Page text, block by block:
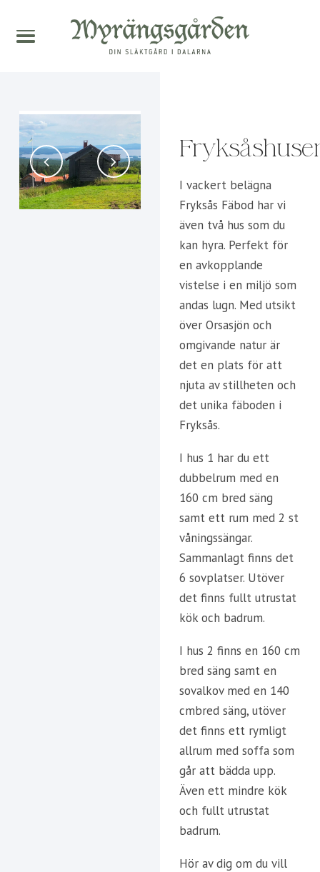
I vackert belägna
Fryksås Fäbod har vi
även två hus som du
kan hyra. Perfekt för
en avkopplande
vistelse i en miljö som
andas lugn. Med utsikt
över Orsasjön och
omgivande natur är
det en plats för att
njuta av stillheten och
det unika fäboden i
Fryksås.
I hus 1 har du ett
dubbelrum med en
160 cm bred säng
samt ett rum med 2 st
våningssängar.
Sammanlagt finns det
6 sovplatser. Utöver
det finns fullt utrustat
kök och badrum.
I hus 2 finns en 160 cm
bred säng samt en
sovalkov med en 140
cmbred säng, utöver
det finns ett rymligt
allrum med soffa som
går att bädda upp.
Även ett mindre kök
och fullt utrustat
badrum.
Hör av dig om du vill